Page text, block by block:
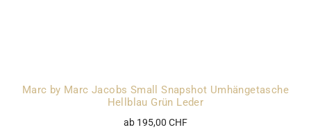
Marc by Marc Jacobs Small Snapshot Umhängetasche
Hellblau Grün Leder
ab 195,00 CHF